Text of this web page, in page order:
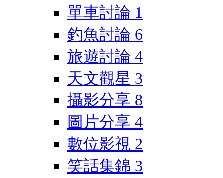
單車討論 1
釣魚討論 6
旅遊討論 4
天文觀星 3
攝影分享 8
圖片分享 4
數位影視 2
笑話集錦 3